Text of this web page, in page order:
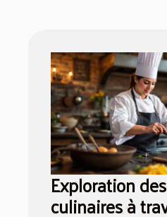
Exploration
culinaires à